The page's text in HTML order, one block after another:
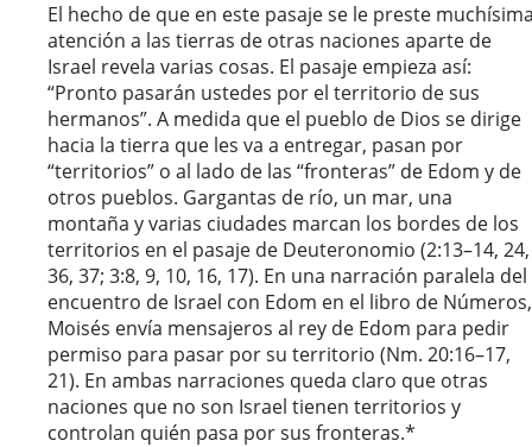
El hecho de que en este pasaje se le preste
atención a las tierras de otras naciones aparte de
Israel revela varias cosas. El pasaje empieza así:
“Pronto pasarán ustedes por el territorio de sus
hermanos”. A medida que el pueblo de Dios se dirige
hacia la tierra que les va a entregar, pasan por
“territorios” o al lado de las “fronteras” de Edom y de
otros pueblos. Gargantas de río, un mar, una
montaña y varias ciudades marcan los bordes de los
territorios en el pasaje de Deuteronomio (2:13–14, 24,
36, 37; 3:8, 9, 10, 16, 17). En una narración paralela del
encuentro de Israel con Edom en el libro de Números,
Moisés envía mensajeros al rey de Edom para pedir
permiso para pasar por su territorio (Nm. 20:16–17,
21). En ambas narraciones queda claro que otras
naciones que no son Israel tienen territorios y
controlan quién pasa por sus fronteras.*